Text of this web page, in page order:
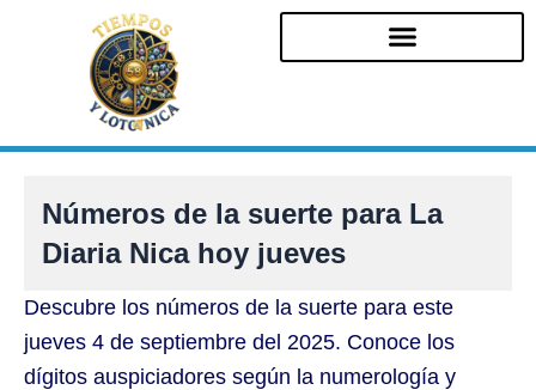
Números de la suerte para La
Diaria Nica hoy jueves
Descubre los números de la suerte para este
jueves 4 de septiembre del 2025. Conoce los
dígitos auspiciadores según la numerología y